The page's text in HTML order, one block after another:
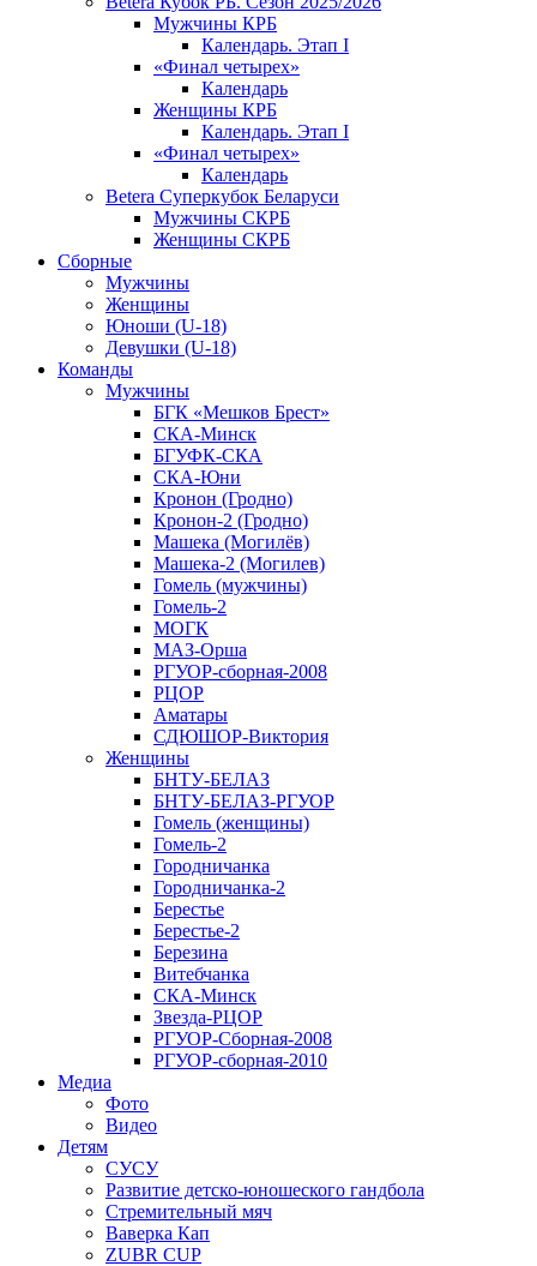
Мужчины КРБ
Календарь. Этап I
«Финал четырех»
Календарь
Женщины КРБ
Календарь. Этап I
«Финал четырех»
Календарь
Betera Суперкубок Беларуси
Мужчины СКРБ
Женщины СКРБ
Сборные
Мужчины
Женщины
Юноши (U-18)
Девушки (U-18)
Команды
Мужчины
БГК «Мешков Брест»
СКА-Минск
БГУФК-СКА
СКА-Юни
Кронон (Гродно)
Кронон-2 (Гродно)
Машека (Могилёв)
Машека-2 (Могилев)
Гомель (мужчины)
Гомель-2
МОГК
МАЗ-Орша
РГУОР-сборная-2008
РЦОР
Аматары
СДЮШОР-Виктория
Женщины
БНТУ-БЕЛАЗ
БНТУ-БЕЛАЗ-РГУОР
Гомель (женщины)
Гомель-2
Городничанка
Городничанка-2
Берестье
Берестье-2
Березина
Витебчанка
СКА-Минск
Звезда-РЦОР
РГУОР-Сборная-2008
РГУОР-сборная-2010
Медиа
Фото
Видео
Детям
СУСУ
Развитие детско-юношеского гандбола
Стремительный мяч
Ваверка Кап
ZUBR CUP